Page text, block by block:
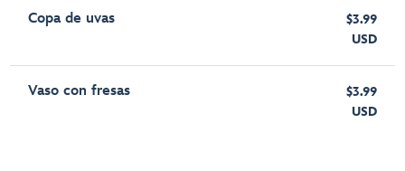
Copa de uvas
$3.99
USD
Vaso con fresas
$3.99
USD